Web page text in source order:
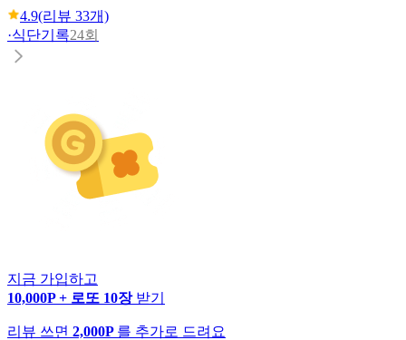
4.9(리뷰 33개)
·식단기록24회
지금 가입하고
10,000P + 로또 10장 받기
리뷰 쓰면 2,000P 를 추가로 드려요